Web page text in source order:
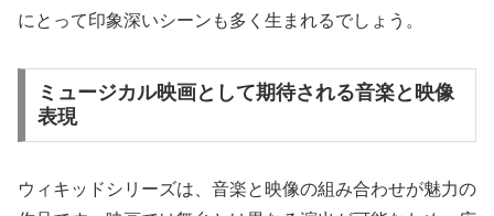
にとって印象深いシーンも多く生まれるでしょう。
ミュージカル映画として期待される音楽と映像
表現
ウィキッドシリーズは、音楽と映像の組み合わせが魅力の